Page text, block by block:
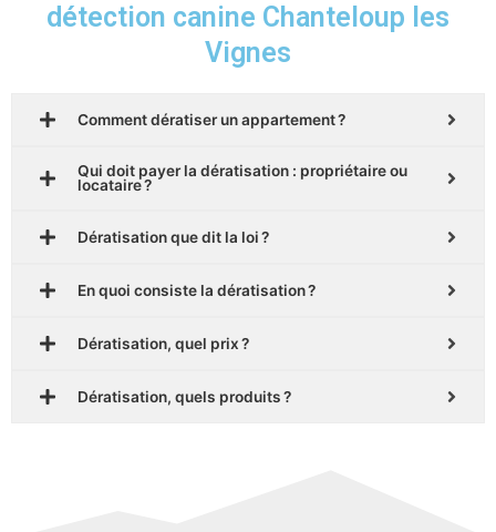
détection canine Chanteloup les
Vignes
Comment dératiser un appartement ?
Qui doit payer la dératisation : propriétaire ou
locataire ?
Dératisation que dit la loi ?
En quoi consiste la dératisation ?
Dératisation, quel prix ?
Dératisation, quels produits ?